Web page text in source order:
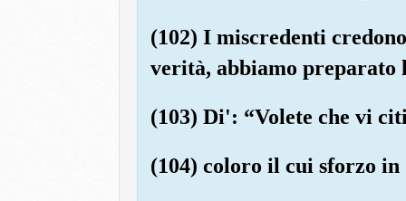
(102) I miscredenti
verità, abbiamo preparato
(103) Di': “Volete che vi
(104) coloro il cui sforzo